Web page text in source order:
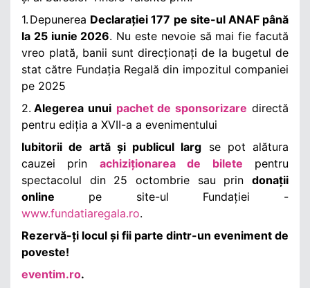
1. Depunerea Declarației 177 pe site-ul ANAF până
la 25 iunie 2026. Nu este nevoie să mai fie facută
vreo plată, banii sunt direcționați de la bugetul de
stat către Fundația Regală din impozitul companiei
pe 2025
2. Alegerea unui pachet de sponsorizare directă
pentru ediția a XVII-a a evenimentului
Iubitorii de artă și publicul larg se pot alătura
cauzei prin achiziționarea de bilete pentru
spectacolul din 25 octombrie sau prin donații
online pe site-ul Fundației -
www.fundatiaregala.ro.
Rezervă-ți locul și fii parte dintr-un eveniment de
poveste!
eventim.ro.